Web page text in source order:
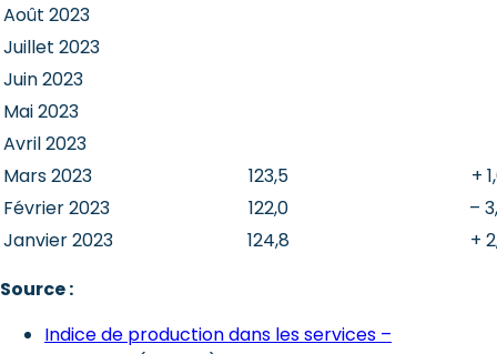
Août 2023
Juillet 2023
Juin 2023
Mai 2023
Avril 2023
Mars 2023
123,5
+
Février 2023
122,0
–
Janvier 2023
124,8
+
Source :
Indice de production dans les services –